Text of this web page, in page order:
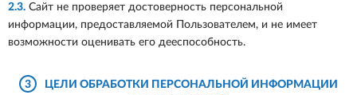
2.3. Сайт не проверяет достоверность персональной
информации, предоставляемой Пользователем, и не имеет
возможности оценивать его дееспособность.
3
ЦЕЛИ ОБРАБОТКИ ПЕРСОНАЛЬНОЙ ИНФОРМАЦИИ